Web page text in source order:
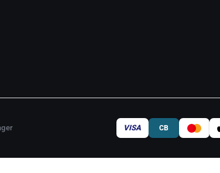
VISA CB